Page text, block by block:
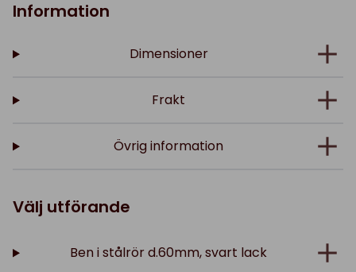
Information
Dimensioner
Frakt
Övrig information
Välj utförande
Ben i stålrör d.60mm, svart lack